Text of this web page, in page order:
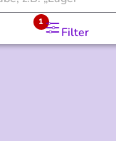
Filter
1